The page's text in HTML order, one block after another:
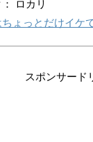
ロカリ
ちょっとだけイケ
スポンサード